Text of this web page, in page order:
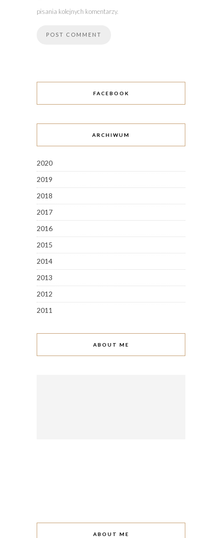
pisania kolejnych komentarzy.
FACEBOOK
ARCHIWUM
2020
2019
2018
2017
2016
2015
2014
2013
2012
2011
ABOUT ME
ABOUT ME